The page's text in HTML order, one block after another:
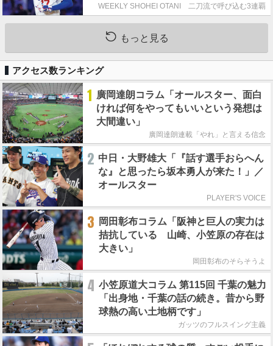
WEEKLY SHOHEI OTANI 二刀流で呼び込む3連覇
もっと見る
アクセス数ランキング
1 廣岡達朗コラム「オールスター、面白
ければ何をやってもいいという発想は
大間違い」
廣岡達朗連載「やれ」と言える信念
2 中日・大野雄大「『話す選手おらへん
な』と思ったら坂本勇人が来た！」／
オールスター
PLAYER'S VOICE
3
岡田彰布コラム「阪神と巨人の実力は
拮抗している 山崎、小笠原の存在は
大きい」
岡田彰布のそらそうよ
4 小笠原道大コラム 第115回 千葉の魅力
「出身地・千葉の話の続き。昔から野
球熱の高い土地柄です」
ガッツのフルスイング主義